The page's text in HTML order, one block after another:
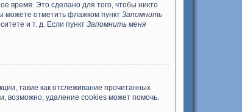
время. Это сделано для того, чтобы никто
можете отметить флажком пункт Запомнить
и т. д. Если пункт Запомнить меня
такие как отслеживание прочитанных
возможно, удаление cookies может помочь.